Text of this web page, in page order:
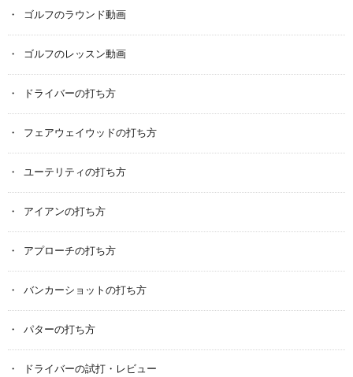
ゴルフのラウンド動画
ゴルフのレッスン動画
ドライバーの打ち方
フェアウェイウッドの打ち方
ユーテリティの打ち方
アイアンの打ち方
アプローチの打ち方
バンカーショットの打ち方
パターの打ち方
ドライバーの試打・レビュー